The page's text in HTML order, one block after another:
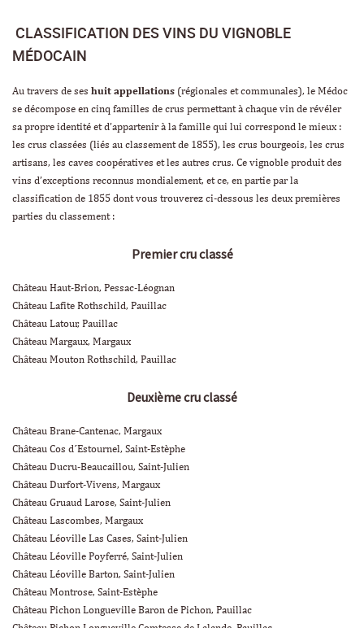
CLASSIFICATION DES VINS DU VIGNOBLE
MÉDOCAIN
Au travers de ses huit appellations (régionales et communales), le Médoc
se décompose en cinq familles de crus permettant à chaque vin de révéler
sa propre identité et d’appartenir à la famille qui lui correspond le mieux :
les crus classées (liés au classement de 1855), les crus bourgeois, les crus
artisans, les caves coopératives et les autres crus. Ce vignoble produit des
vins d’exceptions reconnus mondialement, et ce, en partie par la
classification de 1855 dont vous trouverez ci-dessous les deux premières
parties du classement :
Premier cru classé
Château Haut-Brion, Pessac-Léognan
Château Lafite Rothschild, Pauillac
Château Latour, Pauillac
Château Margaux, Margaux
Château Mouton Rothschild, Pauillac
Deuxième cru classé
Château Brane-Cantenac, Margaux
Château Cos d´Estournel, Saint-Estèphe
Château Ducru-Beaucaillou, Saint-Julien
Château Durfort-Vivens, Margaux
Château Gruaud Larose, Saint-Julien
Château Lascombes, Margaux
Château Léoville Las Cases, Saint-Julien
Château Léoville Poyferré, Saint-Julien
Château Léoville Barton, Saint-Julien
Château Montrose, Saint-Estèphe
Château Pichon Longueville Baron de Pichon, Pauillac